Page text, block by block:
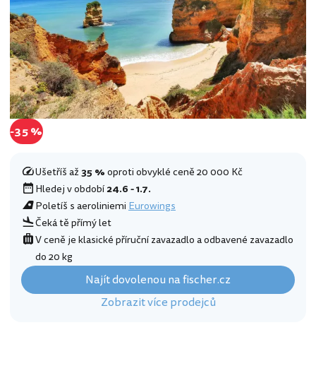
-35 %
Ušetříš až35 %oproti obvyklé ceně 20 000 Kč
Hledej v období24.6 - 1.7.
Poletíš s aeroliniemiEurowings
Čeká tě přímý let
V ceně je klasické příruční zavazadlo a odbavené zavazadlo
do 20 kg
Najít dovolenou na fischer.cz
Zobrazit více prodejců